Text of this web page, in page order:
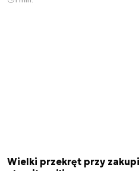
Wielki przekręt przy